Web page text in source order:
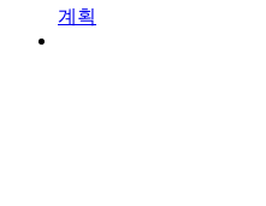
계획